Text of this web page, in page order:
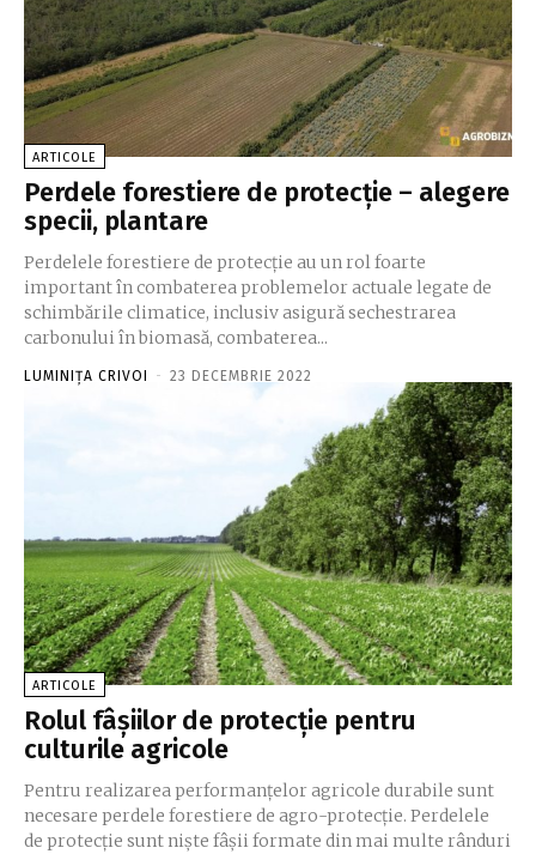
ARTICOLE
Perdele forestiere de protecție – alegere
specii, plantare
Perdelele forestiere de protecție au un rol foarte
important în combaterea problemelor actuale legate de
schimbările climatice, inclusiv asigură sechestrarea
carbonului în biomasă, combaterea...
LUMINIȚA CRIVOI - 23 DECEMBRIE 2022
ARTICOLE
Rolul fâșiilor de protecție pentru
culturile agricole
Pentru realizarea performanțelor agricole durabile sunt
necesare perdele forestiere de agro-protecție. Perdelele
de protecţie sunt nişte fâşii formate din mai multe rânduri